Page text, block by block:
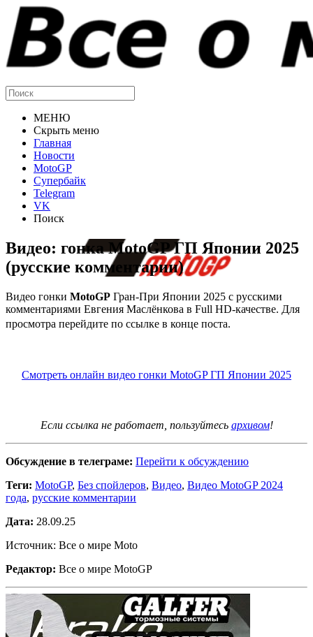
МЕНЮ
Скрыть меню
Главная
Новости
MotoGP
Супербайк
Telegram
VK
Поиск
Видео: гонка MotoGP ГП Японии 2025
(русские комментарии)
Видео гонки MotoGP Гран-При Японии 2025 с русскими
комментариями Евгения Маслёнкова в Full HD-качестве. Для
просмотра перейдите по ссылке в конце поста.
Смотреть онлайн видео гонки MotoGP ГП Японии 2025
Если ссылка не работает, пользуйтесь архивом!
Обсуждение в телеграме: Перейти к обсуждению
Теги: MotoGP, Без спойлеров, Видео, Видео MotoGP 2024
года, русские комментарии
Дата: 28.09.25
Источник: Все о мире Moto
Редактор: Все о мире MotoGP